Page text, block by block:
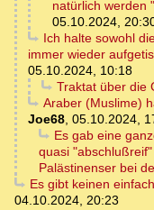
natürlich werden
05.10.2024,
Ich halte sowohl
immer wieder
05.10.2024, 10:18
Traktat über die
Araber (Muslime)
Joe68, 05.10.2024,
Es gab eine
quasi
Palästinenser bei
Es gibt keinen
04.10.2024, 20:23